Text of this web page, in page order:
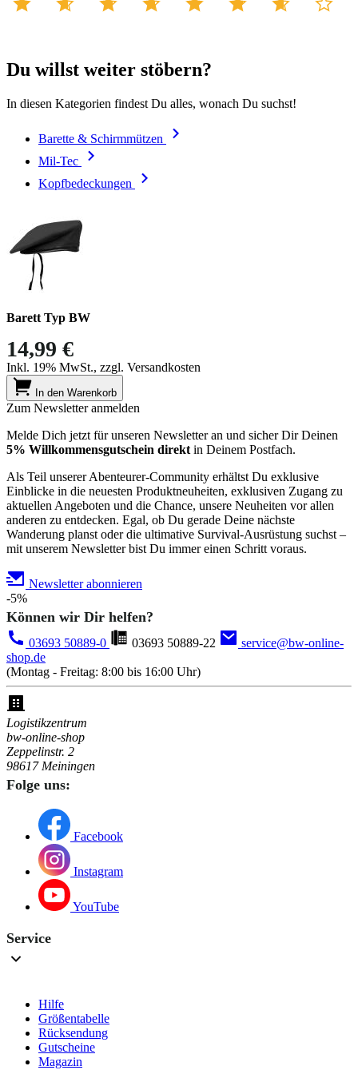
Du willst weiter stöbern?
In diesen Kategorien findest Du alles, wonach Du suchst!
Barette & Schirmmützen
Mil-Tec
Kopfbedeckungen
Barett Typ BW
14,99 €
Inkl. 19% MwSt., zzgl. Versandkosten
In den Warenkorb
Zum Newsletter anmelden
Melde Dich jetzt für unseren Newsletter an und sicher Dir Deinen
5% Willkommensgutschein direkt in Deinem Postfach.
Als Teil unserer Abenteurer-Community erhältst Du exklusive
Einblicke in die neuesten Produktneuheiten, exklusiven Zugang zu
aktuellen Angeboten und die Chance, unsere Neuheiten vor allen
anderen zu entdecken. Egal, ob Du gerade Deine nächste
Wanderung planst oder die ultimative Survival-Ausrüstung suchst –
mit unserem Newsletter bist Du immer einen Schritt voraus.
Newsletter abonnieren
-5%
Können wir Dir helfen?
03693 50889-0 03693 50889-22
service@bw-online-
shop.de
(Montag - Freitag: 8:00 bis 16:00 Uhr)
Logistikzentrum
bw-online-shop
Zeppelinstr. 2
98617 Meiningen
Folge uns:
Facebook
Instagram
YouTube
Service
Hilfe
Größentabelle
Rücksendung
Gutscheine
Magazin